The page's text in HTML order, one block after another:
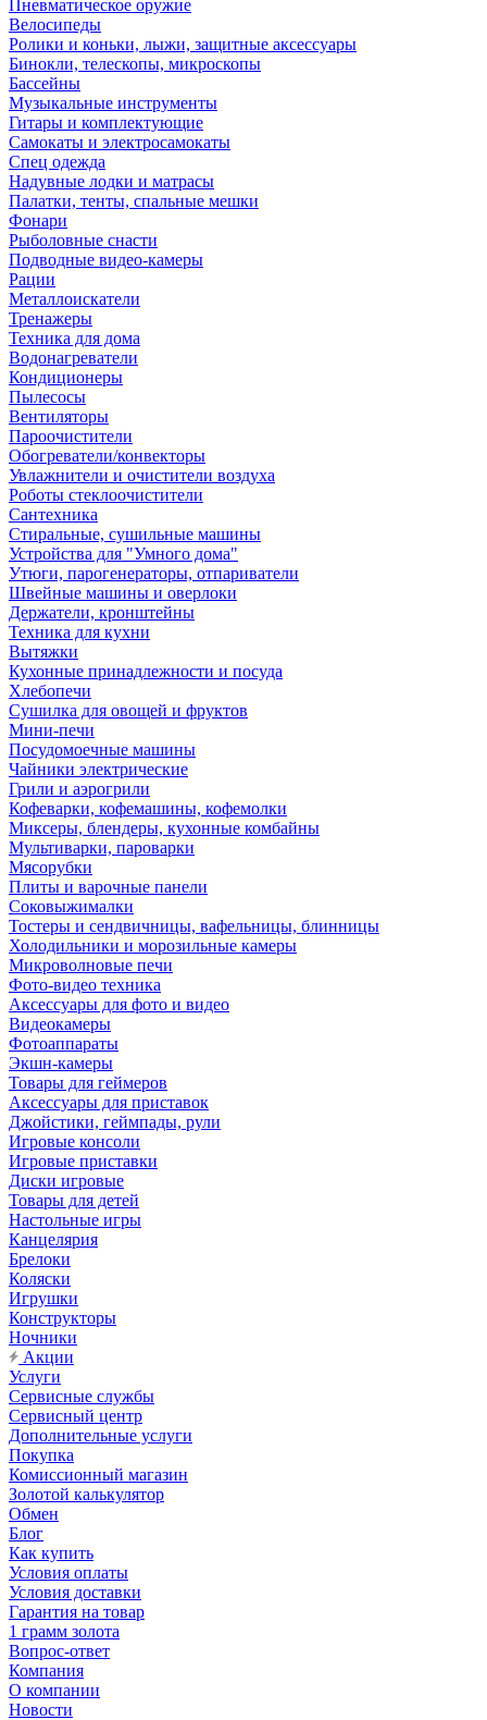
Пневматическое оружие
Велосипеды
Ролики и коньки, лыжи, защитные аксессуары
Бинокли, телескопы, микроскопы
Бассейны
Музыкальные инструменты
Гитары и комплектующие
Самокаты и электросамокаты
Спец одежда
Надувные лодки и матрасы
Палатки, тенты, спальные мешки
Фонари
Рыболовные снасти
Подводные видео-камеры
Рации
Металлоискатели
Тренажеры
Техника для дома
Водонагреватели
Кондиционеры
Пылесосы
Вентиляторы
Пароочистители
Обогреватели/конвекторы
Увлажнители и очистители воздуха
Роботы стеклоочистители
Сантехника
Стиральные, сушильные машины
Устройства для "Умного дома"
Утюги, парогенераторы, отпариватели
Швейные машины и оверлоки
Держатели, кронштейны
Техника для кухни
Вытяжки
Кухонные принадлежности и посуда
Хлебопечи
Сушилка для овощей и фруктов
Мини-печи
Посудомоечные машины
Чайники электрические
Грили и аэрогрили
Кофеварки, кофемашины, кофемолки
Миксеры, блендеры, кухонные комбайны
Мультиварки, пароварки
Мясорубки
Плиты и варочные панели
Соковыжималки
Тостеры и сендвичницы, вафельницы, блинницы
Холодильники и морозильные камеры
Микроволновые печи
Фото-видео техника
Аксессуары для фото и видео
Видеокамеры
Фотоаппараты
Экшн-камеры
Товары для геймеров
Аксессуары для приставок
Джойстики, геймпады, рули
Игровые консоли
Игровые приставки
Диски игровые
Товары для детей
Настольные игры
Канцелярия
Брелоки
Коляски
Игрушки
Конструкторы
Ночники
Акции
Услуги
Сервисные службы
Сервисный центр
Дополнительные услуги
Покупка
Комиссионный магазин
Золотой калькулятор
Обмен
Блог
Как купить
Условия оплаты
Условия доставки
Гарантия на товар
1 грамм золота
Вопрос-ответ
Компания
О компании
Новости